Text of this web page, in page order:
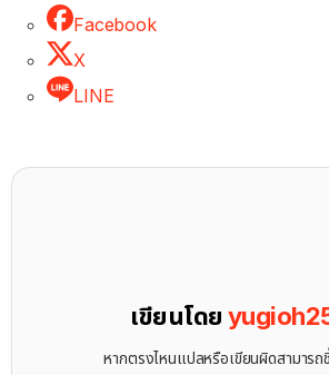
Facebook
X
LINE
เขียนโดย
หากตรงไหนแปลหรือเขียนผิดสามารถ